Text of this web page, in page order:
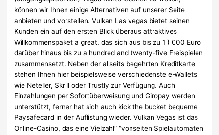
können wir Ihnen einige Alternativen auf unserer Seite
anbieten und vorstellen. Vulkan Las vegas bietet seinen
Kunden ein auf den ersten Blick überaus attraktives
Willkommenspaket a great, das sich aus bis zu 1 ) 000 Euro
darüber hinaus bis zu a hundred and twenty-five Freispielen
zusammensetzt. Neben der allseits begehrten Kreditkarte
stehen Ihnen hier beispielsweise verschiedenste e-Wallets
wie Neteller, Skrill oder Trustly zur Verfügung. Auch
Einzahlungen per Sofortüberweisung und Giropay werden
unterstützt, ferner hat sich auch kick the bucket bequeme
Paysafecard in der Auflistung wieder. Vulkan Vegas ist das
Online-Casino, das eine Vielzahl” “vonseiten Spielautomaten